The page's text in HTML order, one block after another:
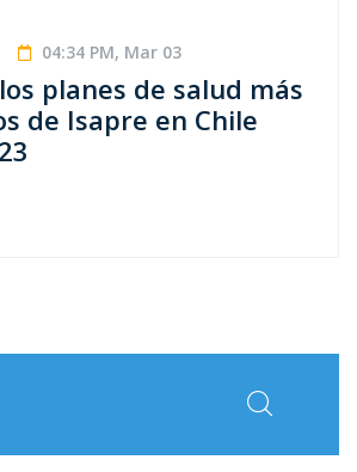
04:34 PM, Mar 03
planes de salud más
de Isapre en Chile